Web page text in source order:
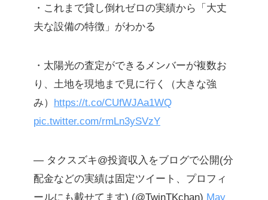
・これまで貸し倒れゼロの実績から「大丈
夫な設備の特徴」がわかる
・太陽光の査定ができるメンバーが複数お
り、土地を現地まで見に行く（大きな強
み） https://t.co/CUfWJAa1WQ
pic.twitter.com/rmLn3ySVzY
— タクスズキ@投資収入をブログで公開(分
配金などの実績は固定ツイート、プロフィ
ールにも載せてます) (@TwinTKchan) May